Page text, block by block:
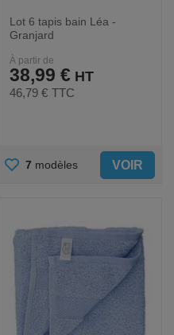
Lot 6 tapis bain Léa -
Granjard
À partir de
38,99 €
46,79 € TTC
AJOUTER
7 modèles VOIR